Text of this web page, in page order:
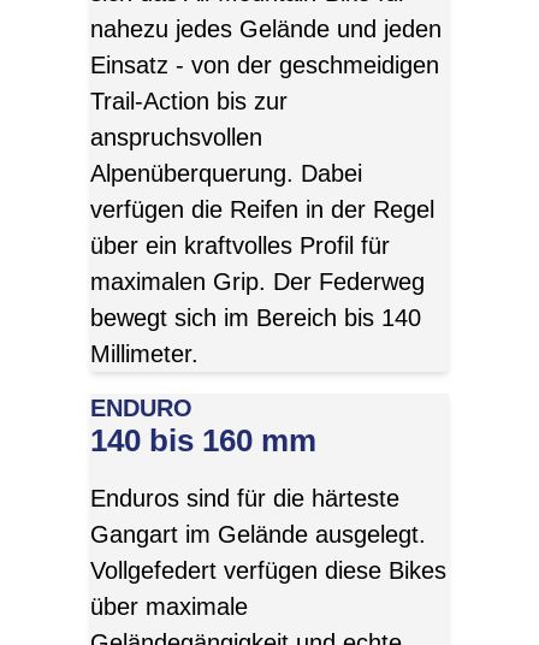
nahezu jedes Gelände und jeden
Einsatz - von der geschmeidigen
Trail-Action bis zur
anspruchsvollen
Alpenüberquerung. Dabei
verfügen die Reifen in der Regel
über ein kraftvolles Profil für
maximalen Grip. Der Federweg
bewegt sich im Bereich bis 140
Millimeter.
ENDURO
140 bis 160 mm
Enduros sind für die härteste
Gangart im Gelände ausgelegt.
Vollgefedert verfügen diese Bikes
über maximale